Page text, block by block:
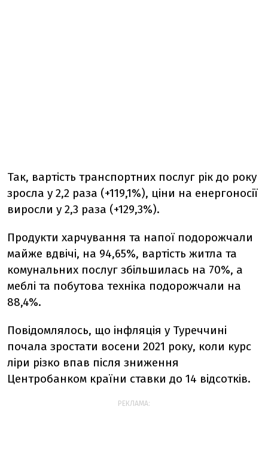
Так, вартість транспортних послуг рік до року
зросла у 2,2 раза (+119,1%), ціни на енергоносії
виросли у 2,3 раза (+129,3%).
Продукти харчування та напої подорожчали
майже вдвічі, на 94,65%, вартість житла та
комунальних послуг збільшилась на 70%, а
меблі та побутова техніка подорожчали на
88,4%.
Повідомлялось, що інфляція у Туреччині
почала зростати восени 2021 року, коли курс
ліри різко впав після зниження
Центробанком країни ставки до 14 відсотків.
РЕКЛАМА: